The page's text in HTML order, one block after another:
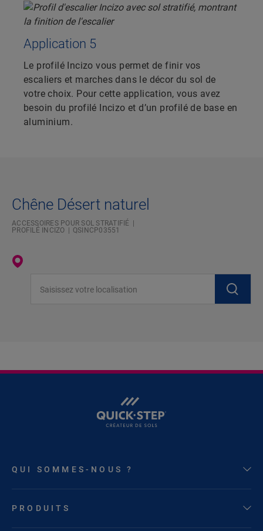
Application 5
Le profilé Incizo vous permet de finir vos
escaliers et marches dans le décor du sol de
votre choix. Pour cette application, vous avez
besoin du profilé Incizo et d’un profilé de base en
aluminium.
Chêne Désert naturel
ACCESSOIRES POUR SOL STRATIFIÉ
PROFILÉ INCIZO
QSINCP03551
QUI SOMMES-NOUS ?
PRODUITS